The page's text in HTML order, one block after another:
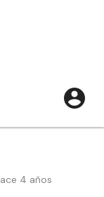
4 años